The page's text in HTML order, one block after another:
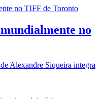
no
Alexandre Siqueira integra